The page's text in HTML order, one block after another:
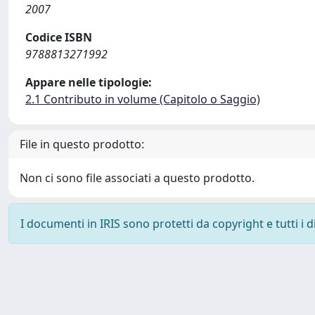
2007
Codice ISBN
9788813271992
Appare nelle tipologie:
2.1 Contributo in volume (Capitolo o Saggio)
File in questo prodotto:
Non ci sono file associati a questo prodotto.
I documenti in IRIS sono protetti da copyright e tutti i